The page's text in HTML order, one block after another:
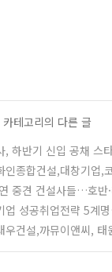
카테고리의 다른 글
하반기 신입 공채 스
종합건설,대창기업,
중견 건설사들…호반·
업 성공취업전략 5계
우건설,까뮤이앤씨,